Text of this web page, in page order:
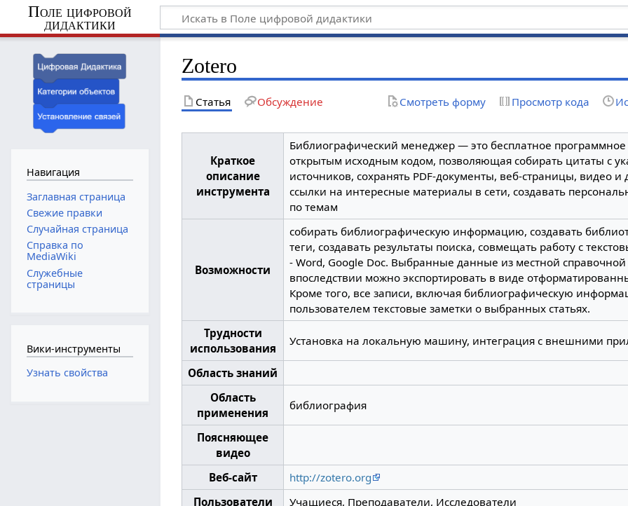
Поле цифровой
дидактики
Zotero
Статья Обсуждение Смотреть форму Просмотр кода
Краткое
описание
инструмента
Библиографический менеджер — это бесплатное программное
открытым исходным кодом, позволяющая собирать цитаты с
источников, сохранять PDF-документы, веб-страницы, видео
ссылки на интересные материалы в cети, создавать
по темам
Возможности
собирать библиографическую информацию, создавать
теги, создавать результаты поиска, совмещать работу с
- Word, Google Doc. Выбранные данные из местной
впоследствии можно экспортировать в виде
Кроме того, все записи, включая библиографическую
пользователем текстовые заметки о выбранных статьях.
Трудности
использования
Установка на локальную машину, интеграция с внешними
Область знаний
Область
применения
библиография
Поясняющее
видео
Веб-сайт
http://zotero.org
Пользователи
Учащиеся, Преподаватели, Исследователи
Навигация
Заглавная страница
Свежие правки
Случайная страница
Справка по
MediaWiki
Служебные
страницы
Вики-инструменты
Узнать свойства